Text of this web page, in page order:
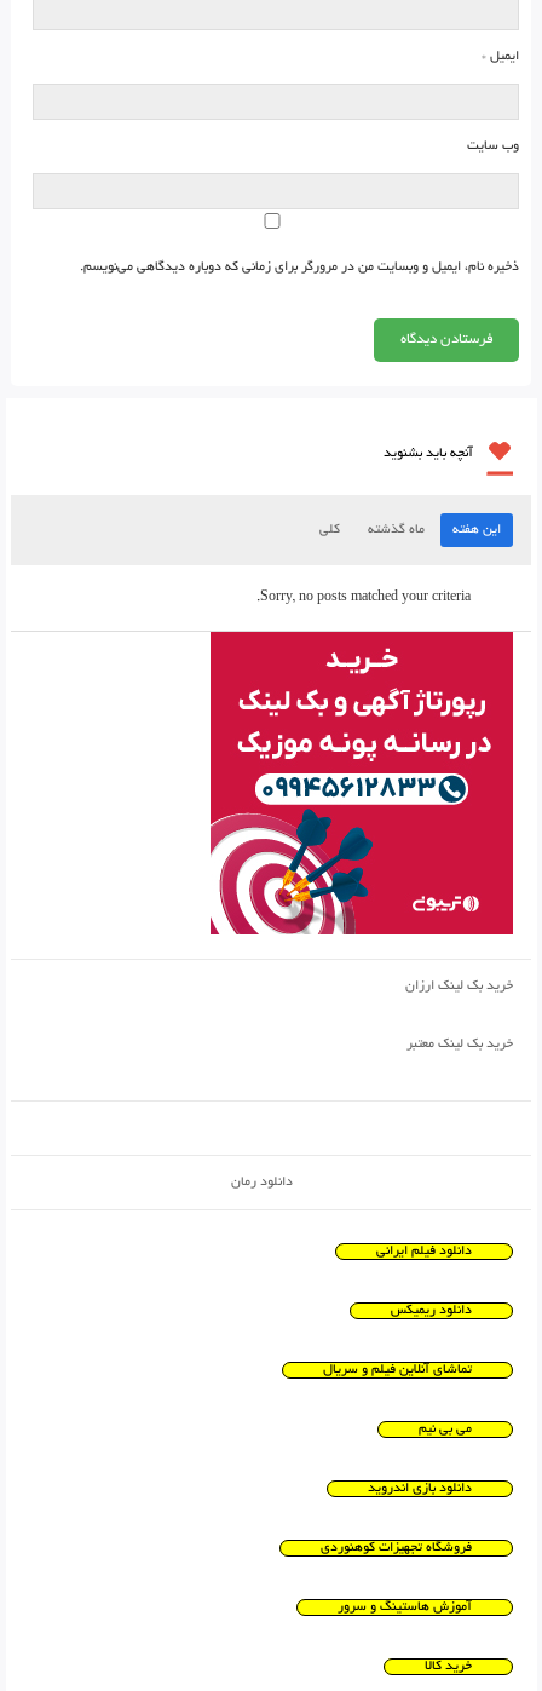
ایمیل *
وب‌ سایت
ذخیره نام، ایمیل و وبسایت من در مرورگر برای زمانی که دوباره دیدگاهی می‌نویسم.
آنچه باید بشنوید
این هفته ماه گذشته کلی
Sorry, no posts matched your criteria.
خرید بک لینک ارزان
خرید بک لینک معتبر
دانلود رمان
دانلود فیلم ایرانی
دانلود ریمیکس
تماشای آنلاین فیلم و سریال
می بی نیم
دانلود بازی اندروید
فروشگاه تجهیزات کوهنوردی
آموزش هاستینگ و سرور
خرید کالا